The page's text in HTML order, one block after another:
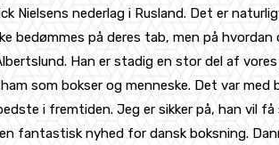
Nielsens nederlag i Rusland. Det er
bedømmes på deres tab, men på
Han er stadig en stor del af
som bokser og menneske. Det var
i fremtiden. Jeg er sikker på, han vil
en fantastisk nyhed for dansk boksning.